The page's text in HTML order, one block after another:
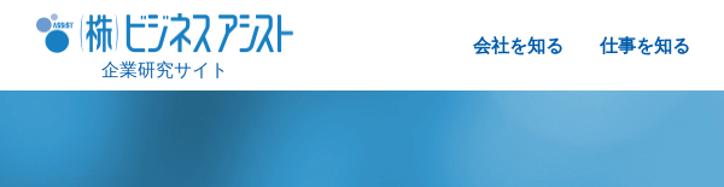
企業研究サイト
会社を知る 仕事を知る